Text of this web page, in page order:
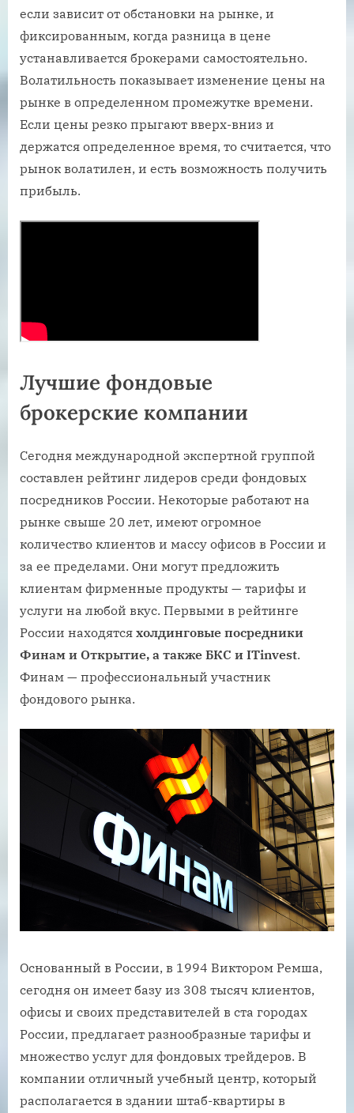
если зависит от обстановки на рынке, и
фиксированным, когда разница в цене
устанавливается брокерами самостоятельно.
Волатильность показывает изменение цены на
рынке в определенном промежутке времени.
Если цены резко прыгают вверх-вниз и
держатся определенное время, то считается, что
рынок волатилен, и есть возможность получить
прибыль.
Лучшие фондовые
брокерские компании
Сегодня международной экспертной группой
составлен рейтинг лидеров среди фондовых
посредников России. Некоторые работают на
рынке свыше 20 лет, имеют огромное
количество клиентов и массу офисов в России и
за ее пределами. Они могут предложить
клиентам фирменные продукты — тарифы и
услуги на любой вкус. Первыми в рейтинге
России находятся холдинговые посредники
Финам и Открытие, а также БКС и ITinvest.
Финам — профессиональный участник
фондового рынка.
Основанный в России, в 1994 Виктором Ремша,
сегодня он имеет базу из 308 тысяч клиентов,
офисы и своих представителей в ста городах
России, предлагает разнообразные тарифы и
множество услуг для фондовых трейдеров. В
компании отличный учебный центр, который
располагается в здании штаб-квартиры в